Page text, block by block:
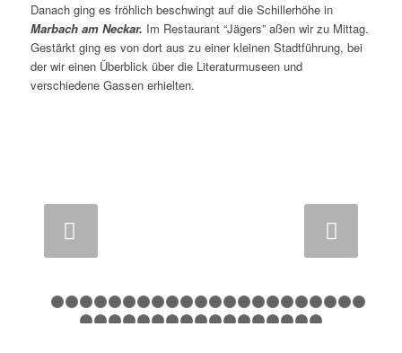
Danach ging es fröhlich beschwingt auf die Schillerhöhe in
Marbach am Neckar. Im Restaurant “Jägers” aßen wir zu Mittag.
Gestärkt ging es von dort aus zu einer kleinen Stadtführung, bei
der wir einen Überblick über die Literaturmuseen und
verschiedene Gassen erhielten.
1 2 3 4 5 6 7 8 9 1011121314151617